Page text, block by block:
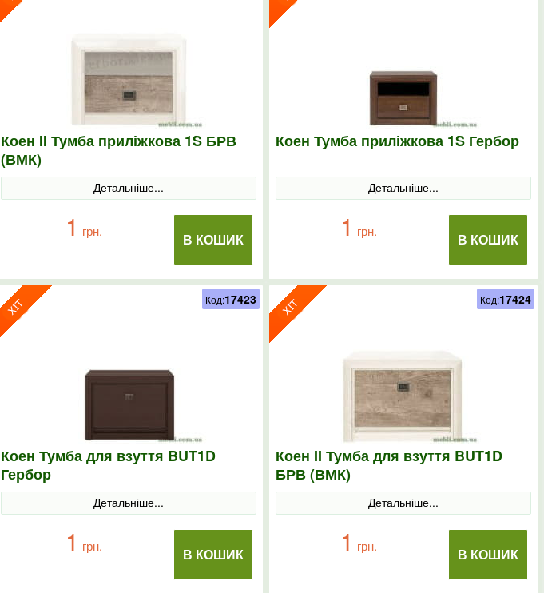
Коен II Тумба приліжкова 1S БРВ
(ВМК)
Детальніше...
В КОШИК
1 грн.
Коен Тумба приліжкова 1S Гербор
Детальніше...
В КОШИК
1 грн.
Коен Тумба для взуття BUT1D
Гербор
Детальніше...
В КОШИК
1 грн.
Код:17423
Коен II Тумба для взуття BUT1D
БРВ (ВМК)
Детальніше...
В КОШИК
1 грн.
Код:17424